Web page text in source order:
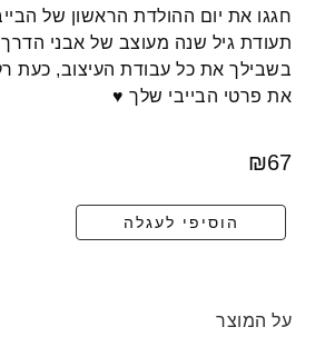
חגגו את יום ההולדת הראשון של
תעודת גיל שנה מעוצב של אבני
בשבילך את כל עבודת העיצוב, כעת
את פרטי הבייבי שלך ♥️
₪67
הוסיפי לעגלה
על המוצר